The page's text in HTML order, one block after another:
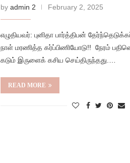
by admin 2 February 2, 2025
எழுதியவர்: புனிதா பார்த்திபன்
நாள் மரணித்த கர்ப்பிணியோடு!! நேரம்
கடும் இருளைக் கசிய செய்திருந்தது.…
READ MORE